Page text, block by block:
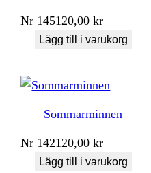
Nr 145120,00kr
Lägg till i varukorg
Sommarminnen
Nr 142120,00kr
Lägg till i varukorg